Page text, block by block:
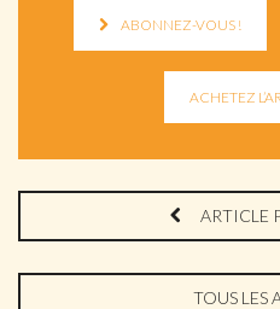
ABONNEZ-VOUS !
ARTICLE
TOUS LES